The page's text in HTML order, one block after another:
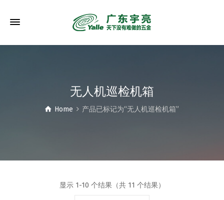
无人机巡检机箱
Home 产品已标记为“无人机巡检机箱”
显示 1-10 个结果（共 11 个结果）